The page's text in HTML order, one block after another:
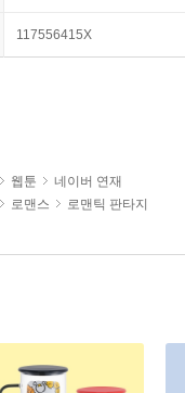
117556415X
웹툰
네이버 연재
로맨스 로맨틱 판타지